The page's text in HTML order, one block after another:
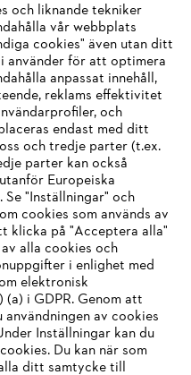
NICHT
nicht unterstützen. Für
och liknande tekniker
vår webbplats
cookies" även utan ditt
använder för att optimera
anpassat innehåll,
reklams effektivitet
och
endast med ditt
och tredje parter (t.ex.
parter kan också
Europeiska
"Inställningar" och
cookies som används av
klicka på "Acceptera alla"
alla cookies och
i enlighet med
elektronisk
i GDPR. Genom att
av cookies
Inställningar kan du
Du kan när som
ditt samtycke till